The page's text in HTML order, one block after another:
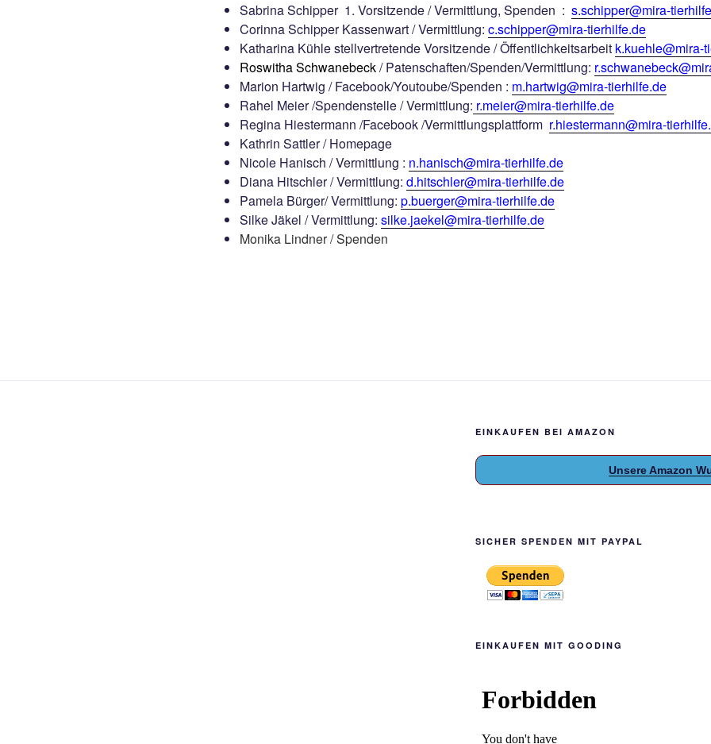
Sabrina Schipper 1. Vorsitzende / Vermittlung, Spenden : s.schipper@mira-
Corinna Schipper Kassenwart / Vermittlung: c.schipper@mira-tierhilfe.de
Katharina Kühle stellvertretende Vorsitzende / Öffentlichkeitsarbeit k.kuehle@mira-
Roswitha Schwanebeck/ Patenschaften/Spenden/Vermittlung:
Marion Hartwig / Facebook/Youtoube/Spenden : m.hartwig@mira-tierhilfe.de
Rahel Meier /Spendenstelle / Vermittlung: r.meier@mira-tierhilfe.de
Regina Hiestermann /Facebook /Vermittlungsplattform r.hiestermann@mira-
Kathrin Sattler / Homepage
Nicole Hanisch / Vermittlung : n.hanisch@mira-tierhilfe.de
Diana Hitschler / Vermittlung: d.hitschler@mira-tierhilfe.de
Pamela Bürger/ Vermittlung: p.buerger@mira-tierhilfe.de
Silke Jäkel / Vermittlung: silke.jaekel@mira-tierhilfe.de
Monika Lindner / Spenden
EINKAUFEN BEI AMAZON
Unsere Amazon
SICHER SPENDEN MIT PAYPAL
EINKAUFEN MIT GOODING